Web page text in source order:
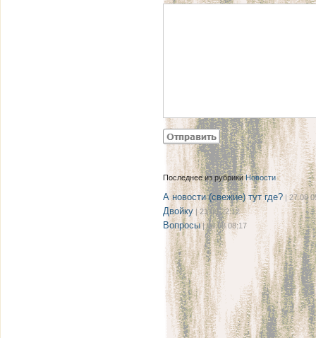
Последнее из рубрикиНовости
А новости (свежие) тут где? | 27.08
Двойку | 21.08 22:12
Вопросы| 08.08 08:17